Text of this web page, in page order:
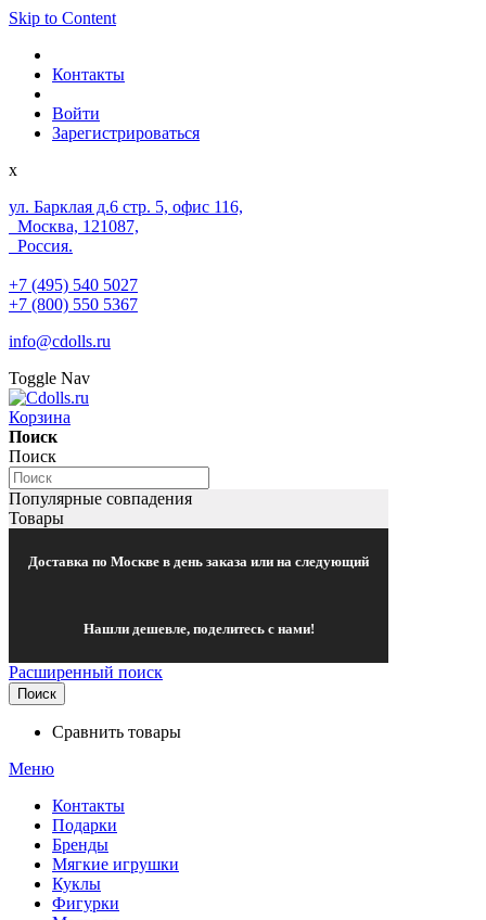
Skip to Content
Контакты
Войти
Зарегистрироваться
x
ул. Барклая д.6 стр. 5, офис 116,
Москва, 121087,
Россия.
+7 (495) 540 5027
+7 (800) 550 5367
info@cdolls.ru
Toggle Nav
Корзина
Поиск
Поиск
Популярные совпадения
Товары
Доставка по Москве в день заказа или на следующий
Нашли дешевле, поделитесь с нами!
Расширенный поиск
Поиск
Сравнить товары
Меню
Контакты
Подарки
Бренды
Мягкие игрушки
Куклы
Фигурки